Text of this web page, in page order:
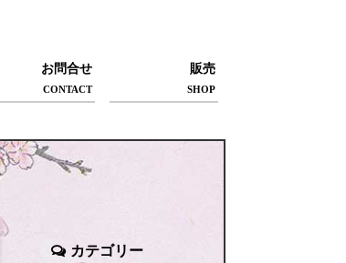
お問合せ
CONTACT
販売
SHOP
カテゴリー